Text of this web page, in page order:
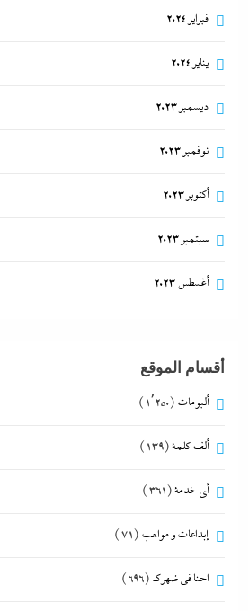
فبراير 2024
يناير 2024
ديسمبر 2023
نوفمبر 2023
أكتوبر 2023
سبتمبر 2023
أغسطس 2023
أقسام الموقع
ألبومات (1٬250)
ألف كلمة(139)
أي خدمة(361)
إبداعات و مواهب (71)
احنا في ضهرك (696)